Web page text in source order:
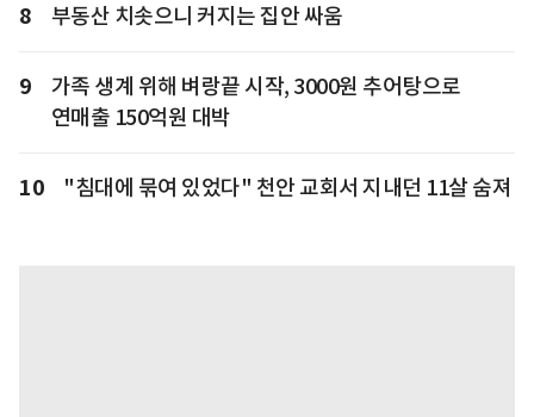
8 부동산 치솟으니 커지는 집안 싸움
9
가족 생계 위해 벼랑끝 시작, 3000원 추어탕으로
연매출 150억원 대박
10 "침대에 묶여 있었다" 천안 교회서 지내던 11살 숨져